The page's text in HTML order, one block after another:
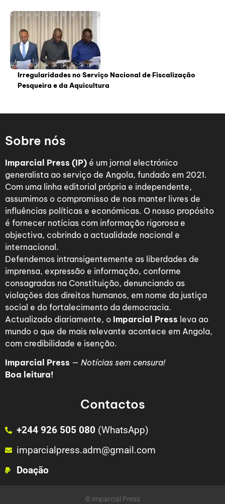
Irregularidades no Serviço Nacional de Fiscalização
Pesqueira e da Aquicultura
Sobre nós
Imparcial Press (IP) é um jornal electrónico
generalista ao serviço de Angola, fundado em 2021.
Com uma linha editorial própria e independente,
assumimos o compromisso de nos manter livres de
influências políticas e económicas. O nosso propósito
é fornecer notícias com informação rigorosa e
objectiva, cobrindo a actualidade nacional e
internacional.
Defendemos intransigentemente as liberdades de
imprensa, expressão e informação, conforme
consagradas na Constituição, denunciando as
violações dos direitos humanos, em nome da justiça
social e do fortalecimento da democracia.
Actualizado diariamente, o Imparcial Press leva ao
mundo o que de mais relevante acontece em Angola,
com credibilidade e isenção.
Imparcial Press — Notícias sem censura!
Boa leitura!
Contactos
+244 926 505 080 (WhatsApp)
imparcialpress.adm@gmail.com
Doação
© Imparcial Press